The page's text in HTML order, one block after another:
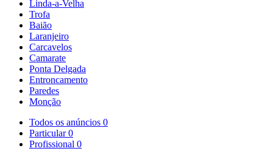
Linda-a-Velha
Trofa
Baião
Laranjeiro
Carcavelos
Camarate
Ponta Delgada
Entroncamento
Paredes
Monção
Todos os anúncios 0
Particular0
Profissional 0